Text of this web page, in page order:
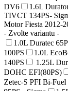
DV6
1.6L
TIVCT 134PS-
Motor Fiesta 2012-
- Zvolte variantu -
1.0L Duratec
100PS
1.0L
140PS
1.25L
DOHC EFI(80PS)
Zetec-S PFI Bi-Fuel